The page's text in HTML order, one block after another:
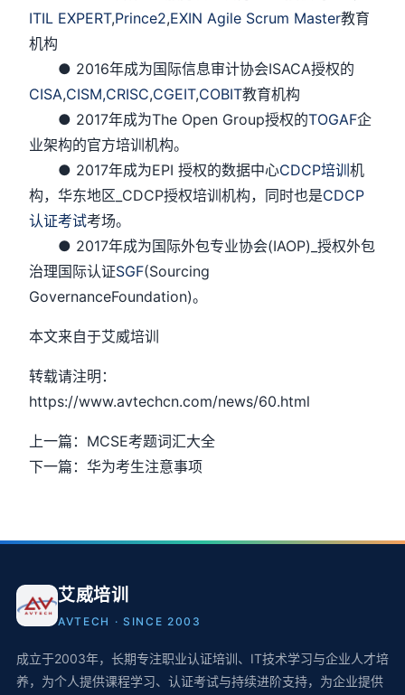
ITIL EXPERT,Prince2,EXIN Agile Scrum Master教育
机构
● 2016年成为国际信息审计协会ISACA授权的
CISA,CISM,CRISC,CGEIT,COBIT教育机构
● 2017年成为The Open Group授权的TOGAF企
业架构的官方培训机构。
● 2017年成为EPI 授权的数据中心CDCP培训机
构，华东地区_CDCP授权培训机构，同时也是CDCP
认证考试考场。
● 2017年成为国际外包专业协会(IAOP)_授权外包
治理国际认证SGF(Sourcing
GovernanceFoundation)。
本文来自于艾威培训
转载请注明：
https://www.avtechcn.com/news/60.html
上一篇：MCSE考题词汇大全
下一篇：华为考生注意事项
艾威培训
AVTECH · SINCE 2003
成立于2003年，长期专注职业认证培训、IT技术学习与企业人才培
养，为个人提供课程学习、认证考试与持续进阶支持，为企业提供